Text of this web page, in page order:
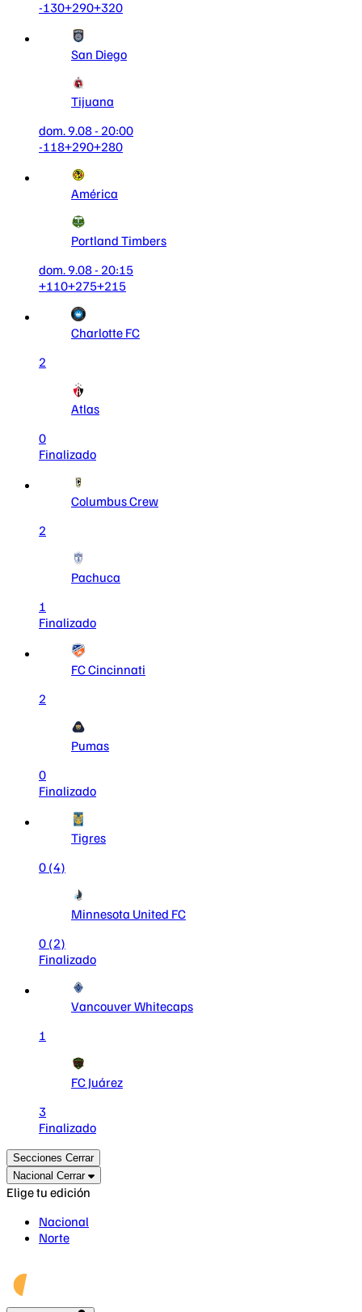
-130+290+320
San Diego
Tijuana
dom. 9.08 - 20:00
-118+290+280
América
Portland Timbers
dom. 9.08 - 20:15
+110+275+215
Charlotte FC
2
Atlas
0
Finalizado
Columbus Crew
2
Pachuca
1
Finalizado
FC Cincinnati
2
Pumas
0
Finalizado
Tigres
0 (4)
Minnesota United FC
0 (2)
Finalizado
Vancouver Whitecaps
1
FC Juárez
3
Finalizado
Secciones Cerrar
Nacional Cerrar
Elige tu edición
Nacional
Norte